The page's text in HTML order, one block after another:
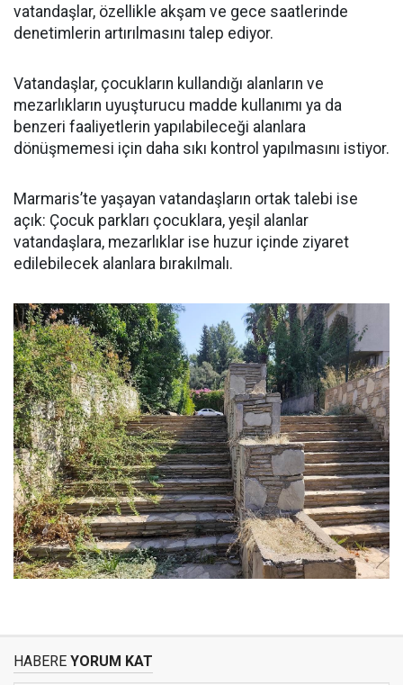
vatandaşlar, özellikle akşam ve gece saatlerinde
denetimlerin artırılmasını talep ediyor.
Vatandaşlar, çocukların kullandığı alanların ve
mezarlıkların uyuşturucu madde kullanımı ya da
benzeri faaliyetlerin yapılabileceği alanlara
dönüşmemesi için daha sıkı kontrol yapılmasını istiyor.
Marmaris’te yaşayan vatandaşların ortak talebi ise
açık: Çocuk parkları çocuklara, yeşil alanlar
vatandaşlara, mezarlıklar ise huzur içinde ziyaret
edilebilecek alanlara bırakılmalı.
HABERE YORUM KAT